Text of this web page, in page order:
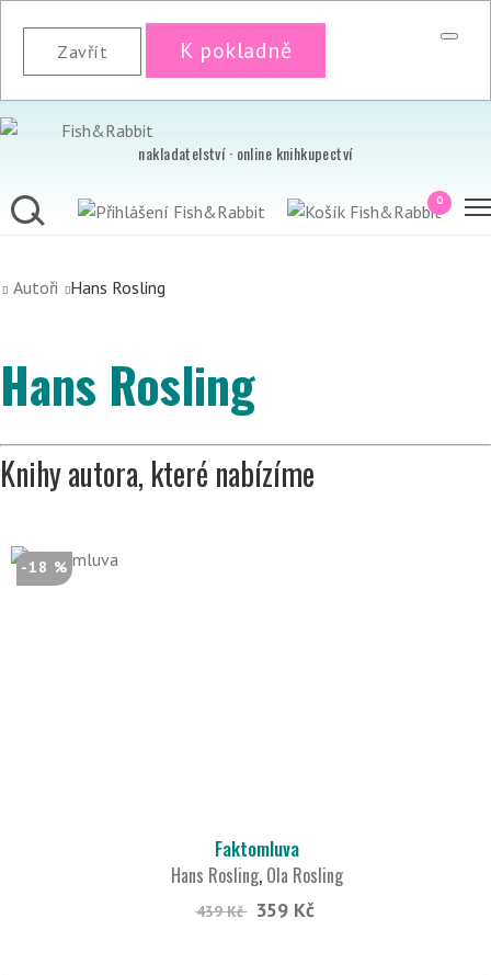
Zavřít K pokladně
nakladatelství · online knihkupectví
0
Autoři Hans Rosling
Hans Rosling
Knihy autora, které nabízíme
-18 %
Faktomluva
Hans Rosling, Ola Rosling
439 Kč 359 Kč